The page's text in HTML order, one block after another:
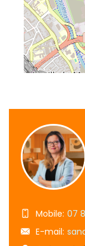
Mobile: 07
E-mail: